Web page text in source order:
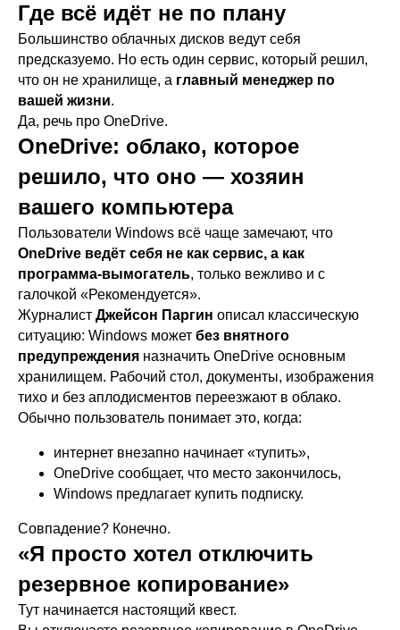
Где всё идёт не по плану
Большинство облачных дисков ведут себя
предсказуемо. Но есть один сервис, который решил,
что он не хранилище, а главный менеджер по
вашей жизни.
Да, речь про OneDrive.
OneDrive: облако, которое
решило, что оно — хозяин
вашего компьютера
Пользователи Windows всё чаще замечают, что
OneDrive ведёт себя не как сервис, а как
программа-вымогатель, только вежливо и с
галочкой «Рекомендуется».
Журналист Джейсон Паргин описал классическую
ситуацию: Windows может без внятного
предупреждения назначить OneDrive основным
хранилищем. Рабочий стол, документы, изображения
тихо и без аплодисментов переезжают в облако.
Обычно пользователь понимает это, когда:
интернет внезапно начинает «тупить»,
OneDrive сообщает, что место закончилось,
Windows предлагает купить подписку.
Совпадение? Конечно.
«Я просто хотел отключить
резервное копирование»
Тут начинается настоящий квест.